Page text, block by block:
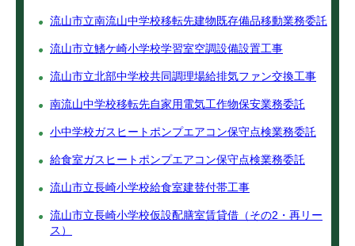
流山市立南流山中学校移転先建物既存備品移動業務委託
流山市立鰭ケ崎小学校学習室空調設備設置工事
流山市立北部中学校共同調理場給排気ファン交換工事
南流山中学校移転先自家用電気工作物保安業務委託
小中学校ガスヒートポンプエアコン保守点検業務委託
給食室ガスヒートポンプエアコン保守点検業務委託
流山市立長崎小学校給食室建替付帯工事
流山市立長崎小学校仮設配膳室賃貸借（その2・再リー
ス）